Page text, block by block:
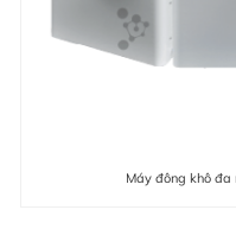
Máy đông khô đa